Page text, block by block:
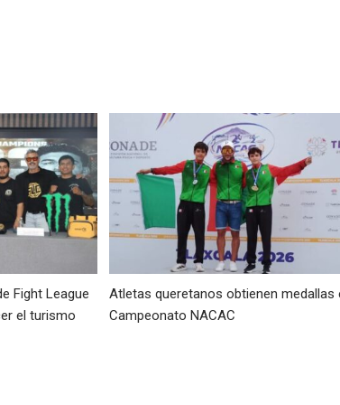
Fight League
el turismo
Atletas queretanos obtienen medallas
Campeonato NACAC